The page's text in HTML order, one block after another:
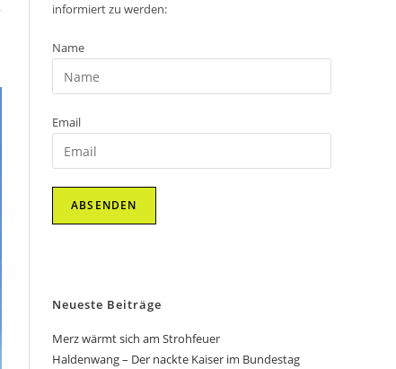
informiert zu werden:
Name
Email
Neueste Beiträge
Merz wärmt sich am Strohfeuer
Haldenwang – Der nackte Kaiser im Bundestag